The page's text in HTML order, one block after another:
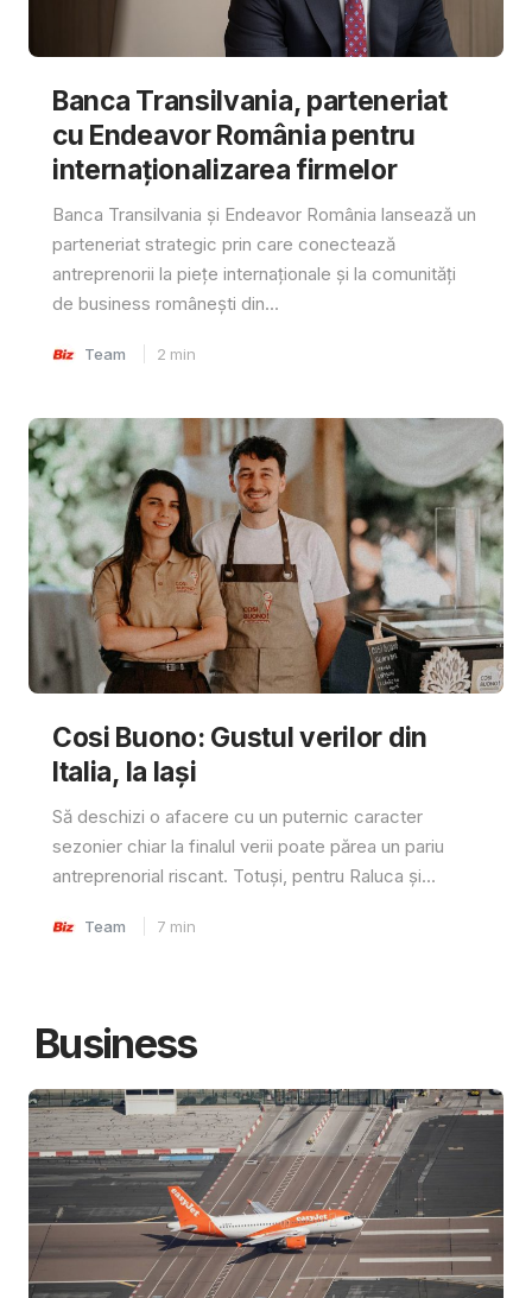
Banca Transilvania, parteneriat
cu Endeavor România pentru
internaționalizarea firmelor
Banca Transilvania și Endeavor România lansează un
parteneriat strategic prin care conectează
antreprenorii la piețe internaționale și la comunități
de business românești din...
Team 2 min
Cosi Buono: Gustul verilor din
Italia, la Iași
Să deschizi o afacere cu un puternic caracter
sezonier chiar la finalul verii poate părea un pariu
antreprenorial riscant. Totuși, pentru Raluca și...
Team 7 min
Business